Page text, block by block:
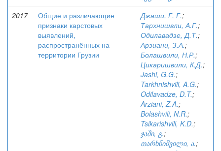
2017
Общие и различающие
признаки карстовых
выявлений,
распространённых на
территории Грузии
Джаши, Г. Г.;
Тархнишвли, А.Г.;
Одилавадзе, Д.Т.;
Арзиани, З.А.;
Болашвили, Н.Р.;
Цикаришвили, К.Д.;
Jashi, G.G.;
Tarkhnishvili, A.G.;
Odilavadze, D.T.;
Arziani, Z.A.;
Bolashvili, N.R.;
Tsikarishvili, K.D.;
ჯაში, გ.;
თარხნიშვილი, ა.;